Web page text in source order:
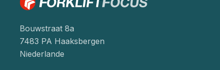
Bouwstraat 8a
7483 PA Haaksbergen
Niederlande